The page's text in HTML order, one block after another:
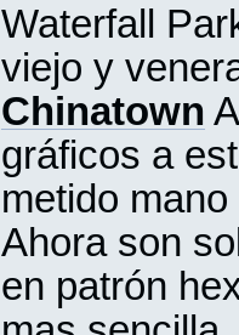
Waterfall
viejo y
Chinatown
gráficos a
metido
Ahora son
en patrón